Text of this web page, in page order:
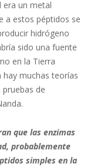
era un metal
a estos péptidos se
hidrógeno
sido una fuente
en la Tierra
muchas teorías
de
que las enzimas
probablemente
simples en la